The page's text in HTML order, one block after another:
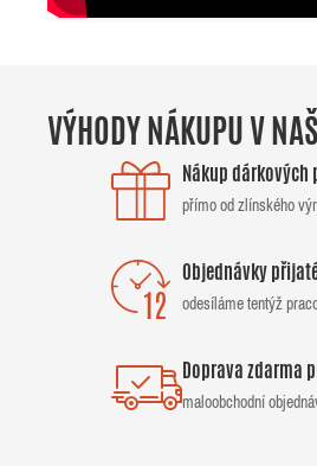
VÝHODY NÁKUPU V
Nákup dárkových
přímo od zlínského
Objednávky
odesíláme tentýž
Doprava zdarma
maloobchodní